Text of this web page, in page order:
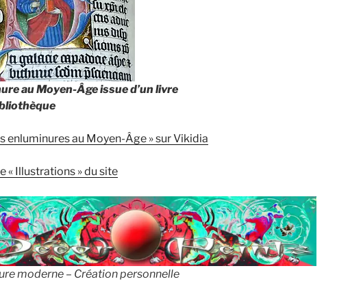
au Moyen-Âgeissue d’un livre
enluminures au Moyen-Âge » sur Vikidia
« Illustrations » du site
moderne – Création personnelle